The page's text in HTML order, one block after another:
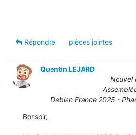
Répondre
pièces jointes
Quentin LEJARD
Nouvel
Debian France 2025 -
Bonsoir,